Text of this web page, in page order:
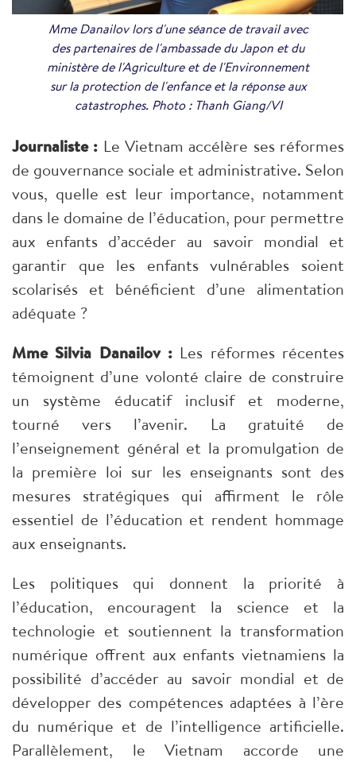
Mme Danailov lors d'une séance de travail avec
des partenaires de l'ambassade du Japon et du
ministère de l'Agriculture et de l'Environnement
sur la protection de l'enfance et la réponse aux
catastrophes. Photo : Thanh Giang/VI
Journaliste : Le Vietnam accélère ses réformes
de gouvernance sociale et administrative. Selon
vous, quelle est leur importance, notamment
dans le domaine de l’éducation, pour permettre
aux enfants d’accéder au savoir mondial et
garantir que les enfants vulnérables soient
scolarisés et bénéficient d’une alimentation
adéquate ?
Mme Silvia Danailov : Les réformes récentes
témoignent d’une volonté claire de construire
un système éducatif inclusif et moderne,
tourné vers l’avenir. La gratuité de
l’enseignement général et la promulgation de
la première loi sur les enseignants sont des
mesures stratégiques qui affirment le rôle
essentiel de l’éducation et rendent hommage
aux enseignants.
Les politiques qui donnent la priorité à
l’éducation, encouragent la science et la
technologie et soutiennent la transformation
numérique offrent aux enfants vietnamiens la
possibilité d’accéder au savoir mondial et de
développer des compétences adaptées à l’ère
du numérique et de l’intelligence artificielle.
Parallèlement, le Vietnam accorde une